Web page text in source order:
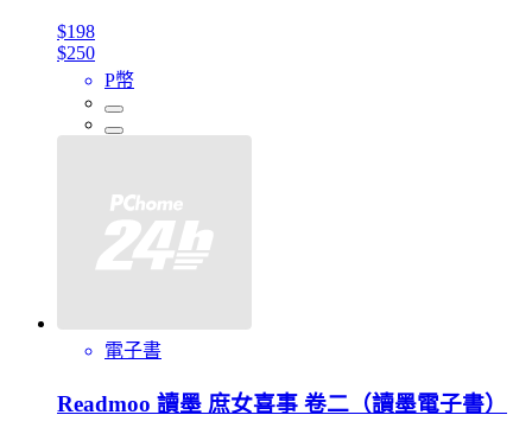
$198
$250
P幣
電子書
Readmoo 讀墨 庶女喜事 卷二（讀墨電子書）